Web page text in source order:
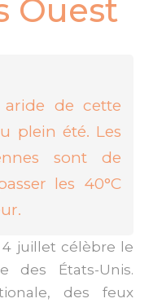
Ouest
de cette
plein été. Les
sont de
les 40°C
juillet célèbre le
des États-Unis.
des feux